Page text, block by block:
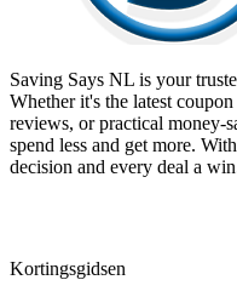
Saving Says NL is your
Whether it's the latest
reviews, or practical
spend less and get more.
decision and every deal a
Kortingsgidsen